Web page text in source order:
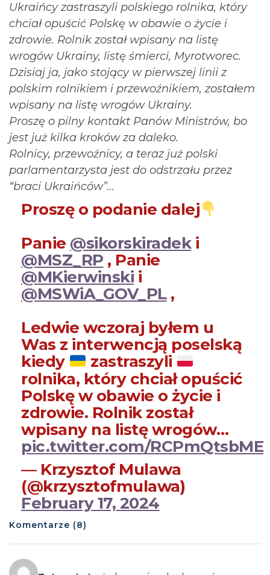
Ukraińcy zastraszyli polskiego rolnika, który
chciał opuścić Polskę w obawie o życie i
zdrowie. Rolnik został wpisany na listę
wrogów Ukrainy, listę śmierci, Myrotworec.
Dzisiaj ja, jako stojący w pierwszej linii z
polskim rolnikiem i przewoźnikiem, zostałem
wpisany na listę wrogów Ukrainy.
Proszę o pilny kontakt Panów Ministrów, bo
jest już kilka kroków za daleko.
Rolnicy, przewoźnicy, a teraz już polski
parlamentarzysta jest do odstrzału przez
“braci Ukraińców”…
Proszę o podanie dalej
Panie @sikorskiradeki
@MSZ_RP , Panie
@MKierwinski i
@MSWiA_GOV_PL,
Ledwie wczoraj byłem u
Was z interwencją poselską
kiedy
zastraszyli
rolnika, który chciał opuścić
Polskę w obawie o życie i
zdrowie. Rolnik został
wpisany na listę wrogów…
pic.twitter.com/RCPmQtsbME
— Krzysztof Mulawa
(@krzysztofmulawa)
February 17, 2024
Komentarze (8)